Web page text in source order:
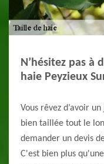
N’hésitez pas à
haie Peyzieux
Vous rêvez d’avoir
bien taillée tout le
demander un devis
C'est bien plus